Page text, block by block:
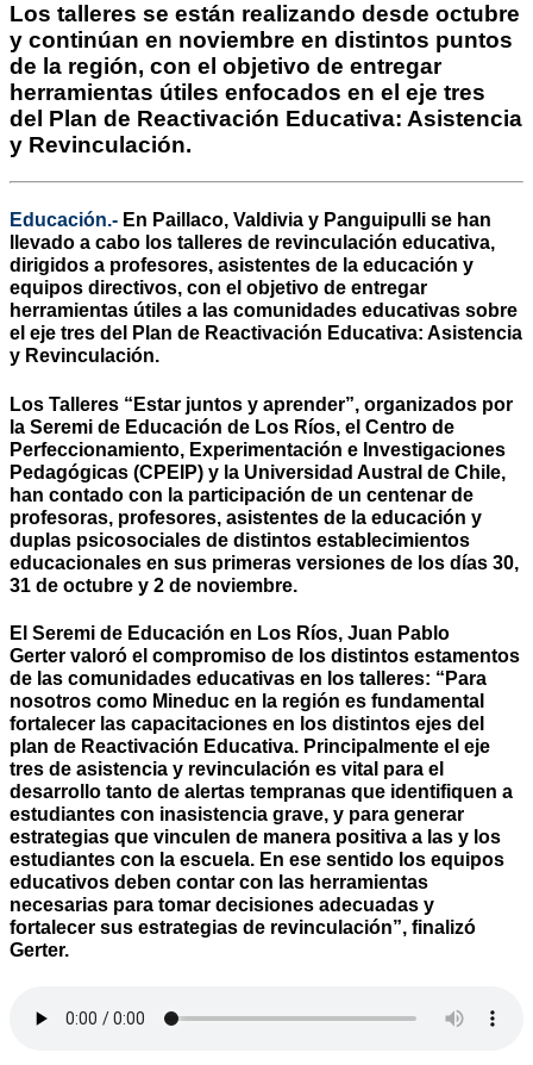
Los talleres se están realizando desde octubre
y continúan en noviembre en distintos puntos
de la región, con el objetivo de entregar
herramientas útiles enfocados en el eje tres
del Plan de Reactivación Educativa: Asistencia
y Revinculación.
Educación.- En Paillaco, Valdivia y Panguipulli se han
llevado a cabo los talleres de revinculación educativa,
dirigidos a profesores, asistentes de la educación y
equipos directivos, con el objetivo de entregar
herramientas útiles a las comunidades educativas sobre
el eje tres del Plan de Reactivación Educativa: Asistencia
y Revinculación.
Los Talleres “Estar juntos y aprender”, organizados por
la Seremi de Educación de Los Ríos, el Centro de
Perfeccionamiento, Experimentación e Investigaciones
Pedagógicas (CPEIP) y la Universidad Austral de Chile,
han contado con la participación de un centenar de
profesoras, profesores, asistentes de la educación y
duplas psicosociales de distintos establecimientos
educacionales en sus primeras versiones de los días 30,
31 de octubre y 2 de noviembre.
El Seremi de Educación en Los Ríos, Juan Pablo
Gerter valoró el compromiso de los distintos estamentos
de las comunidades educativas en los talleres: “Para
nosotros como Mineduc en la región es fundamental
fortalecer las capacitaciones en los distintos ejes del
plan de Reactivación Educativa. Principalmente el eje
tres de asistencia y revinculación es vital para el
desarrollo tanto de alertas tempranas que identifiquen a
estudiantes con inasistencia grave, y para generar
estrategias que vinculen de manera positiva a las y los
estudiantes con la escuela. En ese sentido los equipos
educativos deben contar con las herramientas
necesarias para tomar decisiones adecuadas y
fortalecer sus estrategias de revinculación”, finalizó
Gerter.